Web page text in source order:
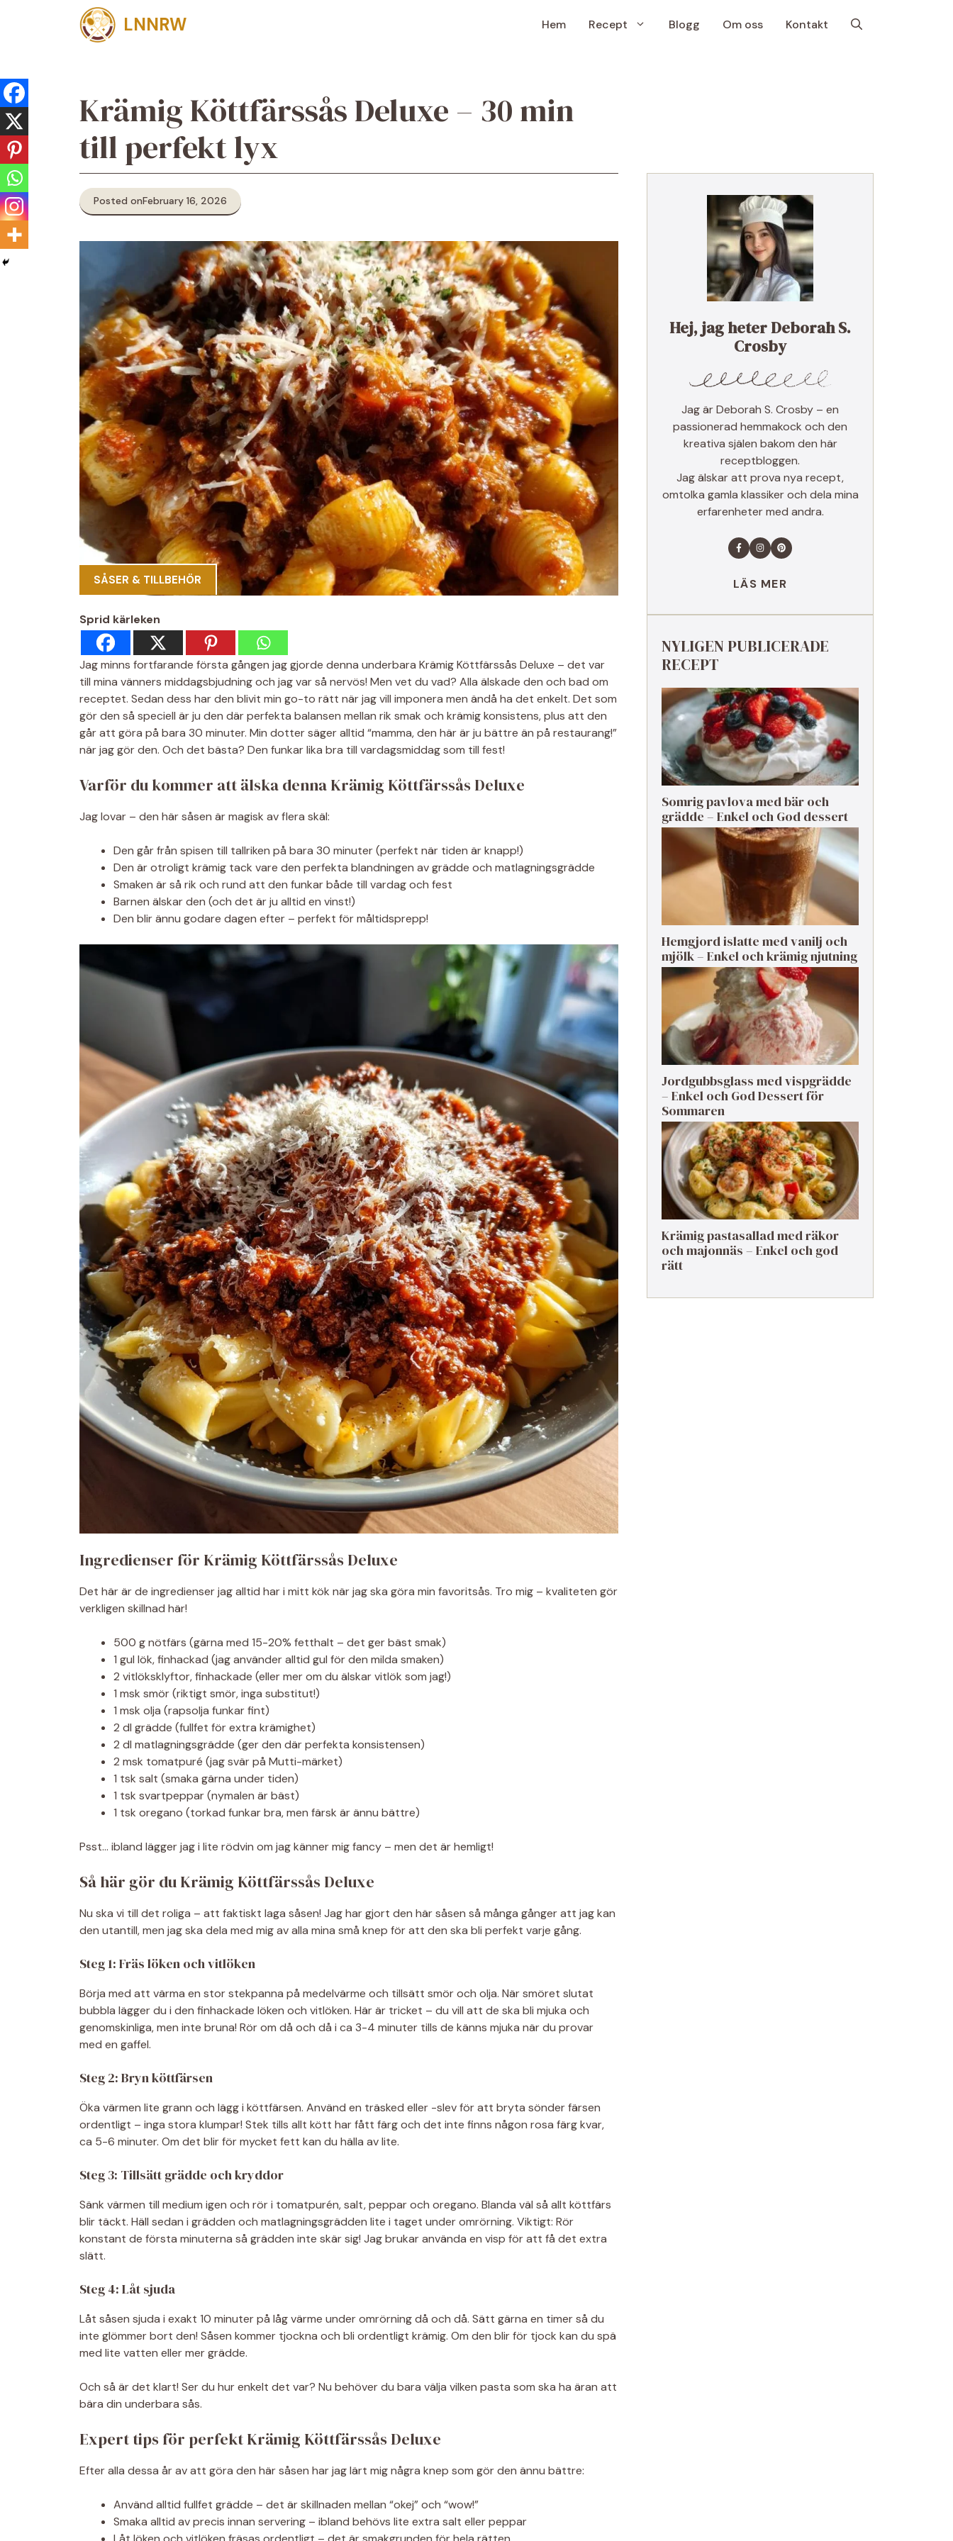
LNNRW Hem Recept Blogg Om oss Kontakt
Krämig Köttfärssås Deluxe – 30 min
till perfekt lyx
Posted onFebruary 16, 2026
SÅSER & TILLBEHÖR
Sprid kärleken
Jag minns fortfarande första gången jag gjorde denna underbara Krämig Köttfärssås Deluxe – det var
till mina vänners middagsbjudning och jag var så nervös! Men vet du vad? Alla älskade den och bad om
receptet. Sedan dess har den blivit min go-to rätt när jag vill imponera men ändå ha det enkelt. Det som
gör den så speciell är ju den där perfekta balansen mellan rik smak och krämig konsistens, plus att den
går att göra på bara 30 minuter. Min dotter säger alltid “mamma, den här är ju bättre än på restaurang!”
när jag gör den. Och det bästa? Den funkar lika bra till vardagsmiddag som till fest!
Varför du kommer att älska denna Krämig Köttfärssås Deluxe
Jag lovar – den här såsen är magisk av flera skäl:
Den går från spisen till tallriken på bara 30 minuter (perfekt när tiden är knapp!)
Den är otroligt krämig tack vare den perfekta blandningen av grädde och matlagningsgrädde
Smaken är så rik och rund att den funkar både till vardag och fest
Barnen älskar den (och det är ju alltid en vinst!)
Den blir ännu godare dagen efter – perfekt för måltidsprepp!
Ingredienser för Krämig Köttfärssås Deluxe
Det här är de ingredienser jag alltid har i mitt kök när jag ska göra min favoritsås. Tro mig – kvaliteten gör
verkligen skillnad här!
500 g nötfärs (gärna med 15-20% fetthalt – det ger bäst smak)
1 gul lök, finhackad (jag använder alltid gul för den milda smaken)
2 vitlöksklyftor, finhackade (eller mer om du älskar vitlök som jag!)
1 msk smör (riktigt smör, inga substitut!)
1 msk olja (rapsolja funkar fint)
2 dl grädde (fullfet för extra krämighet)
2 dl matlagningsgrädde (ger den där perfekta konsistensen)
2 msk tomatpuré (jag svär på Mutti-märket)
1 tsk salt (smaka gärna under tiden)
1 tsk svartpeppar (nymalen är bäst)
1 tsk oregano (torkad funkar bra, men färsk är ännu bättre)
Psst… ibland lägger jag i lite rödvin om jag känner mig fancy – men det är hemligt!
Så här gör du Krämig Köttfärssås Deluxe
Nu ska vi till det roliga – att faktiskt laga såsen! Jag har gjort den här såsen så många gånger att jag kan
den utantill, men jag ska dela med mig av alla mina små knep för att den ska bli perfekt varje gång.
Steg 1: Fräs löken och vitlöken
Börja med att värma en stor stekpanna på medelvärme och tillsätt smör och olja. När smöret slutat
bubbla lägger du i den finhackade löken och vitlöken. Här är tricket – du vill att de ska bli mjuka och
genomskinliga, men inte bruna! Rör om då och då i ca 3-4 minuter tills de känns mjuka när du provar
med en gaffel.
Steg 2: Bryn köttfärsen
Öka värmen lite grann och lägg i köttfärsen. Använd en träsked eller -slev för att bryta sönder färsen
ordentligt – inga stora klumpar! Stek tills allt kött har fått färg och det inte finns någon rosa färg kvar,
ca 5-6 minuter. Om det blir för mycket fett kan du hälla av lite.
Steg 3: Tillsätt grädde och kryddor
Sänk värmen till medium igen och rör i tomatpurén, salt, peppar och oregano. Blanda väl så allt köttfärs
blir täckt. Häll sedan i grädden och matlagningsgrädden lite i taget under omrörning. Viktigt: Rör
konstant de första minuterna så grädden inte skär sig! Jag brukar använda en visp för att få det extra
slätt.
Steg 4: Låt sjuda
Låt såsen sjuda i exakt 10 minuter på låg värme under omrörning då och då. Sätt gärna en timer så du
inte glömmer bort den! Såsen kommer tjockna och bli ordentligt krämig. Om den blir för tjock kan du spä
med lite vatten eller mer grädde.
Och så är det klart! Ser du hur enkelt det var? Nu behöver du bara välja vilken pasta som ska ha äran att
bära din underbara sås.
Expert tips för perfekt Krämig Köttfärssås Deluxe
Efter alla dessa år av att göra den här såsen har jag lärt mig några knep som gör den ännu bättre:
Använd alltid fullfet grädde – det är skillnaden mellan “okej” och “wow!”
Smaka alltid av precis innan servering – ibland behövs lite extra salt eller peppar
Hej, jag heter Deborah S.
Crosby
Jag är Deborah S. Crosby – en
passionerad hemmakock och den
kreativa själen bakom den här
receptbloggen.
Jag älskar att prova nya recept,
omtolka gamla klassiker och dela mina
erfarenheter med andra.
LÄS MER
NYLIGEN PUBLICERADE
RECEPT
Somrig pavlova med bär och
grädde – Enkel och God dessert
Hemgjord islatte med vanilj och
mjölk – Enkel och krämig njutning
Jordgubbsglass med vispgrädde
– Enkel och God Dessert för
Sommaren
Krämig pastasallad med räkor
och majonnäs – Enkel och god
rätt